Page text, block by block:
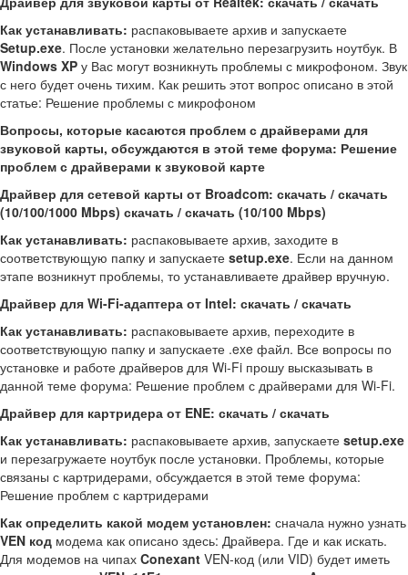
Как устанавливать: распаковываете архив и запускаете
Setup.exe. После установки желательно перезагрузить ноутбук. В
Windows XP у Вас могут возникнуть проблемы с микрофоном. Звук
с него будет очень тихим. Как решить этот вопрос описано в этой
статье: Решение проблемы с микрофоном
Вопросы, которые касаются проблем с драйверами для
звуковой карты, обсуждаются в этой теме форума: Решение
проблем с драйверами к звуковой карте
Драйвер для сетевой карты от Broadcom: скачать / скачать
(10/100/1000 Mbps) скачать / скачать (10/100 Mbps)
Как устанавливать: распаковываете архив, заходите в
соответствующую папку и запускаете setup.exe. Если на данном
этапе возникнут проблемы, то устанавливаете драйвер вручную.
Драйвер для Wi-Fi-адаптера от Intel: скачать / скачать
Как устанавливать: распаковываете архив, переходите в
соответствующую папку и запускаете .exe файл. Все вопросы по
установке и работе драйверов для Wi-Fi прошу высказывать в
данной теме форума: Решение проблем с драйверами для Wi-Fi.
Драйвер для картридера от ENE: скачать / скачать
Как устанавливать: распаковываете архив, запускаете setup.exe
и перезагружаете ноутбук после установки. Проблемы, которые
связаны с картридерами, обсуждается в этой теме форума:
Решение проблем с картридерами
Как определить какой модем установлен: сначала нужно узнать
VEN код модема как описано здесь: Драйвера. Где и как искать.
Для модемов на чипах Conexant VEN-код (или VID) будет иметь